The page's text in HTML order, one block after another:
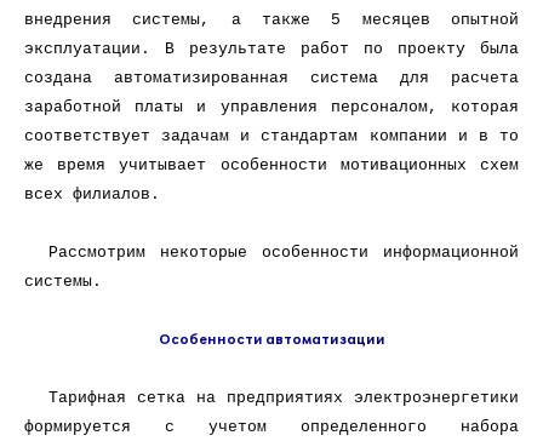
внедрения системы, а также 5 месяцев опытной
эксплуатации. В результате работ по проекту была
создана автоматизированная система для расчета
заработной платы и управления персоналом, которая
соответствует задачам и стандартам компании и в то
же время учитывает особенности мотивационных схем
всех филиалов.
Рассмотрим некоторые особенности информационной
системы.
Особенности автоматизации
Тарифная сетка на предприятиях электроэнергетики
формируется с учетом определенного набора